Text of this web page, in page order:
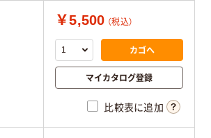
￥5,500 （税込）
カゴへ
マイカタログ登録
比較表に追加